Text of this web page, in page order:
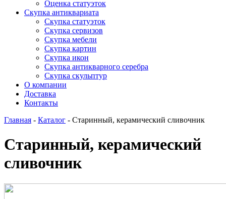
Оценка статуэток
Скупка антиквариата
Скупка статуэток
Скупка сервизов
Скупка мебели
Скупка картин
Скупка икон
Скупка антикварного серебра
Скупка скульптур
О компании
Доставка
Контакты
Главная - Каталог - Старинный, керамический сливочник
Старинный, керамический
сливочник